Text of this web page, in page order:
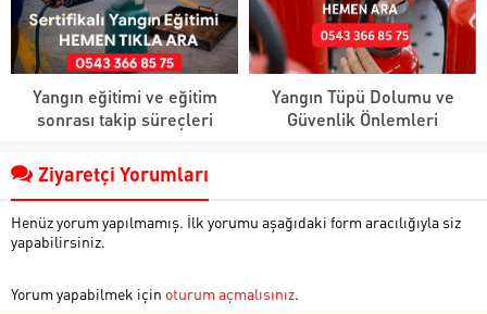
Yangın eğitimi ve eğitim
sonrası takip süreçleri
Yangın Tüpü Dolumu ve
Güvenlik Önlemleri
Ziyaretçi Yorumları
Henüz yorum yapılmamış. İlk yorumu aşağıdaki form aracılığıyla siz
yapabilirsiniz.
Yorum yapabilmek için oturum açmalısınız.